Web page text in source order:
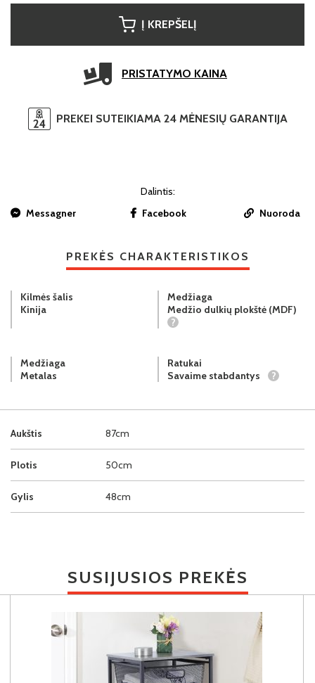
Į KREPŠELĮ
PRISTATYMO KAINA
PREKEI SUTEIKIAMA 24 MĖNESIŲ GARANTIJA
Dalintis:
Messagner
Facebook Nuoroda
PREKĖS CHARAKTERISTIKOS
Aukštis 87cm
Plotis 50cm
Gylis 48cm
Kilmės šalis
Kinija
Medžiaga
Medžio dulkių plokštė (MDF)
?
Medžiaga
Metalas
Ratukai
Savaime stabdantys
?
SUSIJUSIOS PREKĖS